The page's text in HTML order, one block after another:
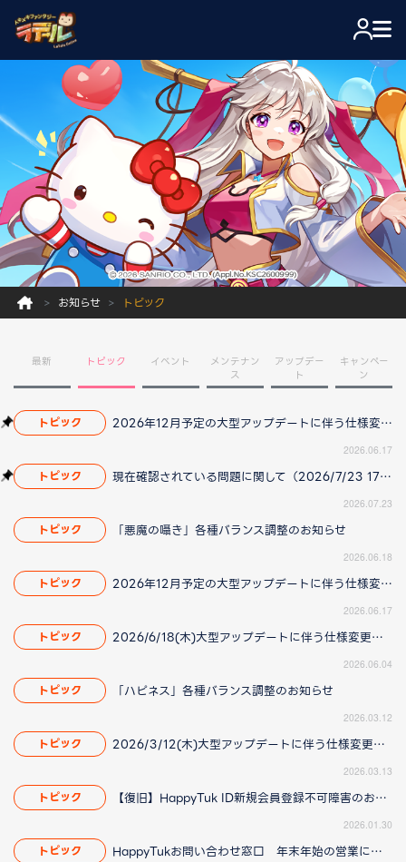
お知らせ トピック
最新 トピック イベント
メンテナン
ス
アップデー
ト
キャンペー
ン
トピック 2026年12月予定の大型アップデートに伴う仕様変更のお知らせ
2026.06.17
トピック 現在確認されている問題に関して（2026/7/23 17:00更新）
2026.07.23
トピック 「悪魔の囁き」各種バランス調整のお知らせ
2026.06.18
トピック 2026年12月予定の大型アップデートに伴う仕様変更のお知らせ
2026.06.17
トピック 2026/6/18(木)大型アップデートに伴う仕様変更のお知らせ(2026/06/04 更新)
2026.06.04
トピック 「ハピネス」各種バランス調整のお知らせ
2026.03.12
トピック 2026/3/12(木)大型アップデートに伴う仕様変更のお知らせ(2026/3/13更新)
2026.03.13
トピック 【復旧】HappyTuk ID新規会員登録不可障害のお知らせ
2026.01.30
トピック HappyTukお問い合わせ窓口 年末年始の営業について